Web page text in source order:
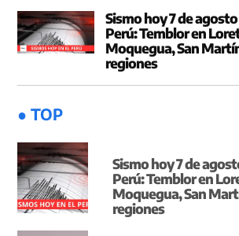
Sismo hoy 7 de
Perú: Temblor en
Moquegua, San
regiones
● TOP
Sismo hoy 7 de
Perú: Temblor en
Moquegua, San
regiones